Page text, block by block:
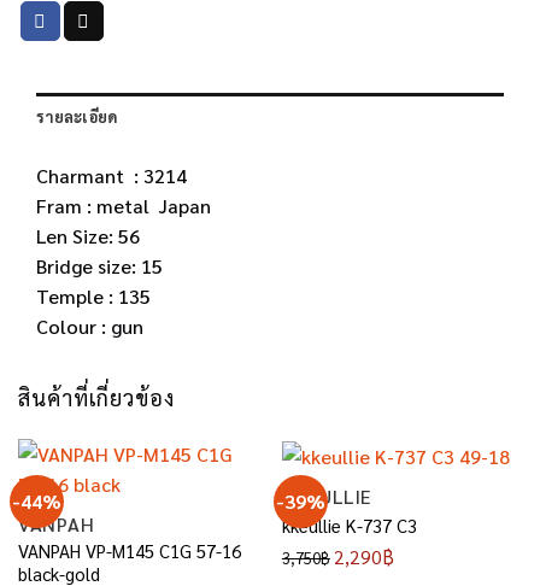
รายละเอียด
Charmant : 3214
Fram : metal Japan
Len Size: 56
Bridge size: 15
Temple : 135
Colour : gun
สินค้าที่เกี่ยวข้อง
-44%
VANPAH
VANPAH VP-M145 C1G 57-16
black-gold
-39%
KKEULLIE
kkeullie K-737 C3
3,750฿ Original
2,290฿Current